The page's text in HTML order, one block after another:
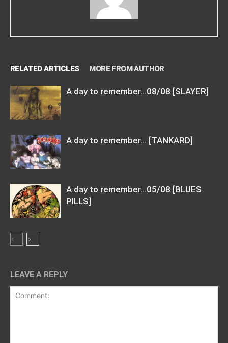
RELATED ARTICLES MORE FROM AUTHOR
A day to remember…08/08 [SLAYER]
A day to remember… [TANKARD]
A day to remember…05/08 [BLUES
PILLS]
LEAVE A REPLY